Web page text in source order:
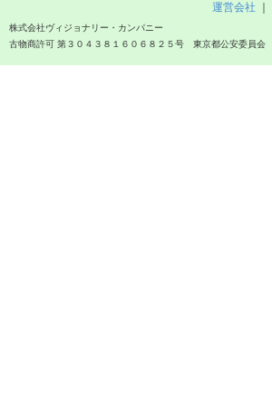
運営会社
株式会社ヴィジョナリー・カンパニー
古物商許可 第３０４３８１６０６８２５号 東京都公安委員会